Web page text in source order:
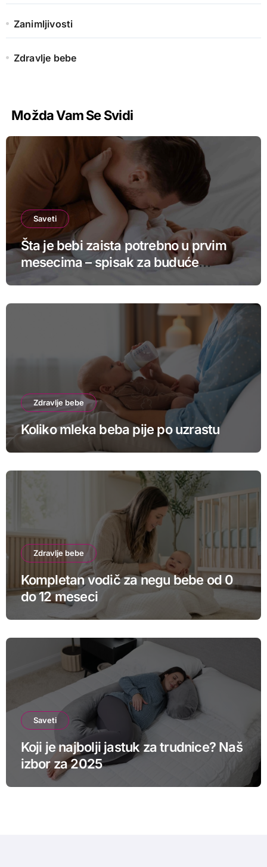
Zanimljivosti
Zdravlje bebe
Možda Vam Se Svidi
Saveti
Šta je bebi zaista potrebno u prvim
mesecima – spisak za buduće
Zdravlje bebe
Koliko mleka beba pije po uzrastu
Zdravlje bebe
Kompletan vodič za negu bebe od 0
do 12 meseci
Saveti
Koji je najbolji jastuk za trudnice? Naš
izbor za 2025